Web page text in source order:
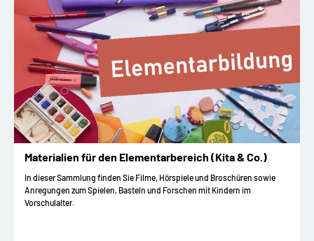
Materialien für den Elementarbereich (Kita & Co.)
In dieser Sammlung finden Sie Filme, Hörspiele und Broschüren sowie
Anregungen zum Spielen, Basteln und Forschen mit Kindern im
Vorschulalter.